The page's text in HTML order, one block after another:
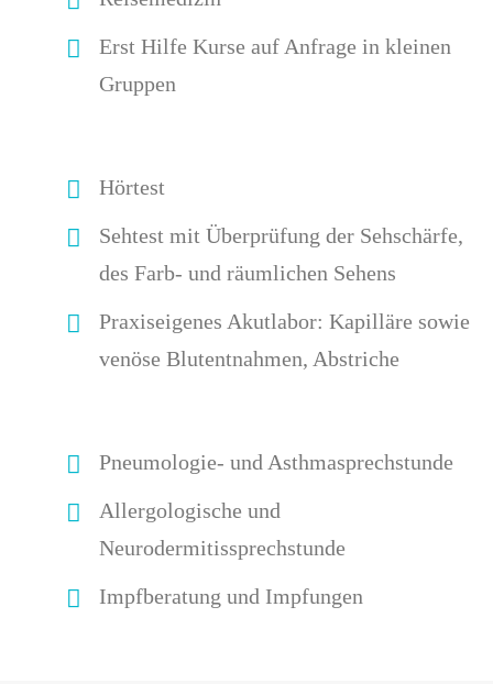
Erst Hilfe Kurse auf Anfrage in kleinen
Gruppen
Hörtest
Sehtest mit Überprüfung der Sehschärfe,
des Farb- und räumlichen Sehens
Praxiseigenes Akutlabor: Kapilläre sowie
venöse Blutentnahmen, Abstriche
Pneumologie- und Asthmasprechstunde
Allergologische und
Neurodermitissprechstunde
Impfberatung und Impfungen